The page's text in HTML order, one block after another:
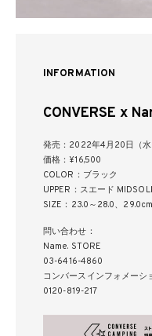
INFORMATION
CONVERSE x
発売：2022年4月20日（水
価格：¥16,500
COLOR：ブラック
UPPER：スエード
SIZE：23.0～28.0、29.0cm
問い合わせ：
Name. STORE
03-6416-4860
コンバースインフォメーシ
0120-819-217